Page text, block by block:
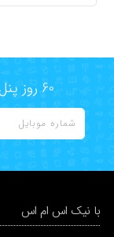
60 روز پنل اس ام اس رایگان، امتحان کنید!
با نیک اس ام اس